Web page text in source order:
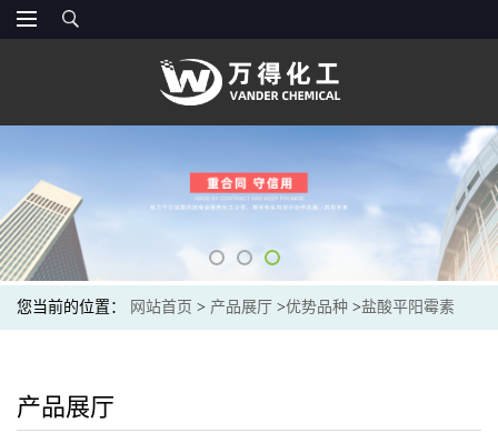
您当前的位置： 网站首页 > 产品展厅 >优势品种 >盐酸平阳霉素
产品展厅